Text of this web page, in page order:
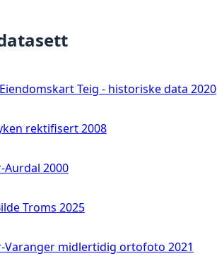
Teig - historiske data 2020
rektifisert 2008
2000
Troms 2025
Varanger midlertidig ortofoto 2021